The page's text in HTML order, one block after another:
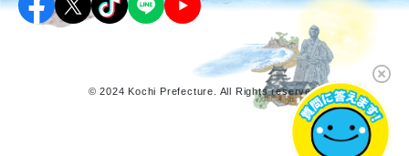
© 2024 Kochi Prefecture. All Rights reserved.